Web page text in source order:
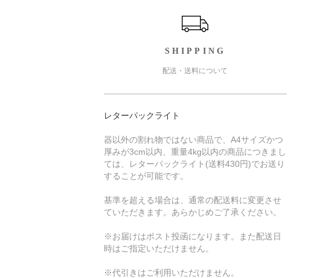
SHIPPING
配送・送料について
レターパックライト
器以外の割れ物ではない商品で、A4サイズかつ
厚みが3cm以内、重量4kg以内の商品につきまし
ては、レターパックライト(送料430円)でお送り
することが可能です。
基準を超える場合は、通常の配送料に変更させ
ていただきます。あらかじめご了承ください。
※お届けはポスト投函になります。また配送日
時はご指定いただけません。
※代引きはご利用いただけません。